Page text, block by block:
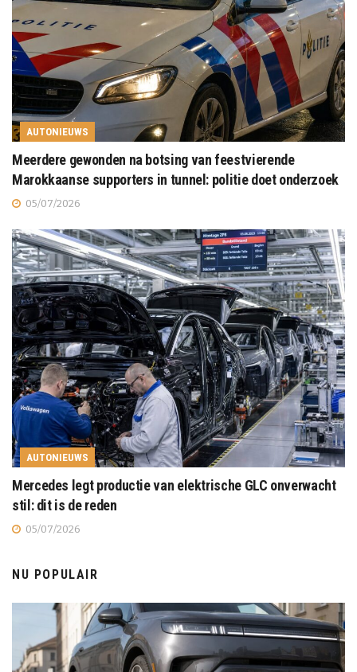
AUTONIEUWS
Meerdere gewonden na botsing van feestvierende
Marokkaanse supporters in tunnel: politie doet onderzoek
05/07/2026
AUTONIEUWS
Mercedes legt productie van elektrische GLC onverwacht
stil: dit is de reden
05/07/2026
NU POPULAIR